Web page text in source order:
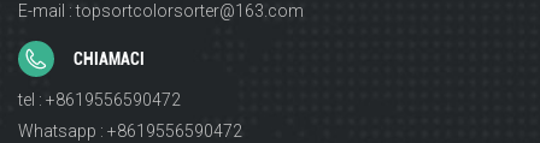
E-mail : topsortcolorsorter@163.com
CHIAMACI
tel : +8619556590472
Whatsapp : +8619556590472